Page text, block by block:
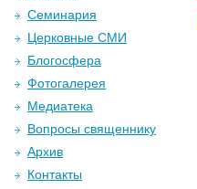
Семинария
Церковные СМИ
Блогосфера
Фотогалерея
Медиатека
Вопросы священнику
Архив
Контакты